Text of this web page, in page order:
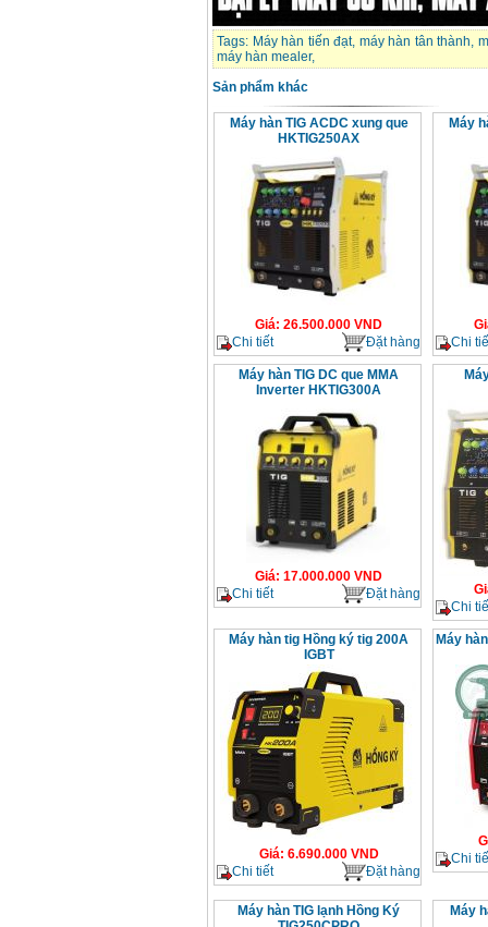
Tags: Máy hàn tiến đạt, máy hàn tân thành,
máy hàn mealer,
Sản phẩm khác
Máy hàn TIG ACDC xung que
HKTIG250AX
Giá: 26.500.000 VND
Chi tiết
Đặt hàng
Máy
Chi
Máy hàn TIG DC que MMA
Inverter HKTIG300A
Giá: 17.000.000 VND
Chi tiết
Đặt hàng
Chi
Máy hàn tig Hồng ký tig 200A
IGBT
Giá: 6.690.000VND
Chi tiết
Đặt hàng
Máy
Chi
Máy hàn TIG lạnh Hồng Ký
Máy